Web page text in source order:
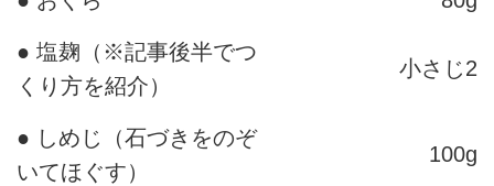
● 塩麹（※記事後半でつ
くり方を紹介）
小さじ2
● しめじ（石づきをのぞ
いてほぐす）
100g